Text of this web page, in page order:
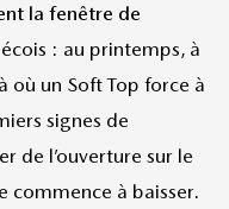
la fenêtre de
: au printemps, à
où un Soft Top force à
signes de
de l’ouverture sur le
commence à baisser.